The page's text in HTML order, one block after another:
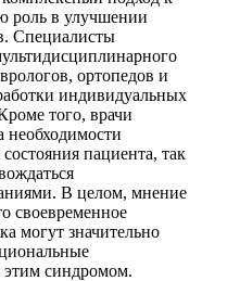
роль в улучшении
Специалисты
ортопедов и
индивидуальных
того, врачи
пациента, так
В целом, мнение
своевременное
могут значительно
этим синдромом.